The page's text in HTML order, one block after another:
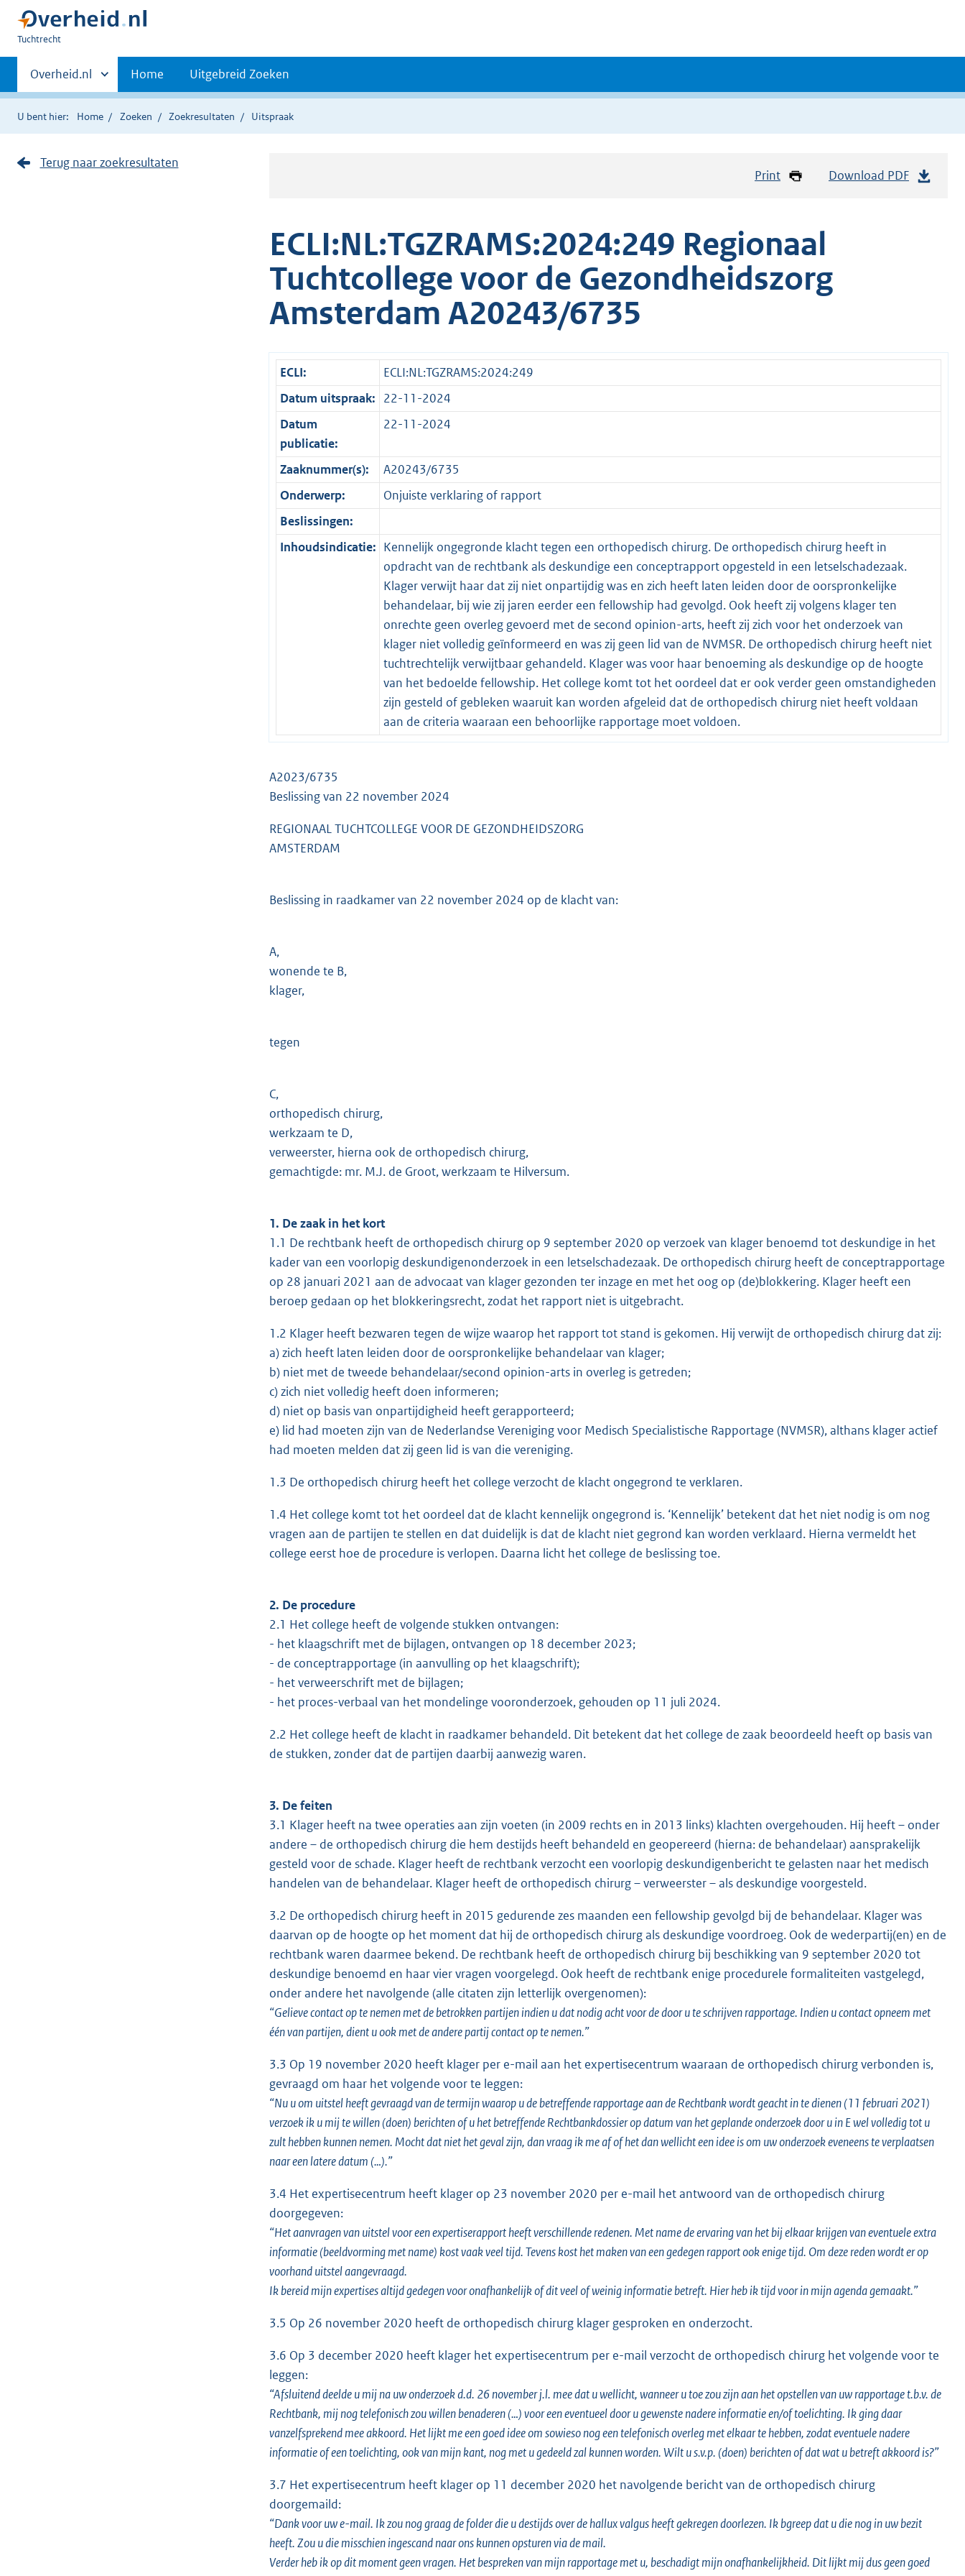
U
hier:
Tuchtrecht
Primaire
navigatie
Andere
sites
binnen
Overheid.nl Home Uitgebreid Zoeken
U bent hier: Home Zoeken Zoekresultaten Uitspraak
Print Download PDF
ECLI:NL:TGZRAMS:2024:249 Regionaal
Tuchtcollege voor de Gezondheidszorg
Amsterdam A20243/6735
ECLI:
ECLI:NL:TGZRAMS:2024:249
Datum uitspraak: 22-11-2024
Datum
publicatie:
22-11-2024
Zaaknummer(s):
A20243/6735
Onderwerp:
Onjuiste verklaring of rapport
Beslissingen:
Inhoudsindicatie: Kennelijk ongegronde klacht tegen een orthopedisch chirurg. De orthopedisch chirurg heeft in
opdracht van de rechtbank als deskundige een conceptrapport opgesteld in een letselschadezaak.
Klager verwijt haar dat zij niet onpartijdig was en zich heeft laten leiden door de oorspronkelijke
behandelaar, bij wie zij jaren eerder een fellowship had gevolgd. Ook heeft zij volgens klager ten
onrechte geen overleg gevoerd met de second opinion-arts, heeft zij zich voor het onderzoek van
klager niet volledig geïnformeerd en was zij geen lid van de NVMSR. De orthopedisch chirurg heeft niet
tuchtrechtelijk verwijtbaar gehandeld. Klager was voor haar benoeming als deskundige op de hoogte
van het bedoelde fellowship. Het college komt tot het oordeel dat er ook verder geen omstandigheden
zijn gesteld of gebleken waaruit kan worden afgeleid dat de orthopedisch chirurg niet heeft voldaan
aan de criteria waaraan een behoorlijke rapportage moet voldoen.
A2023/6735
Beslissing van 22 november 2024
REGIONAAL TUCHTCOLLEGE VOOR DE GEZONDHEIDSZORG
AMSTERDAM
Beslissing in raadkamer van 22 november 2024 op de klacht van:
A,
wonende te B,
klager,
tegen
C,
orthopedisch chirurg,
werkzaam te D,
verweerster, hierna ook de orthopedisch chirurg,
gemachtigde: mr. M.J. de Groot, werkzaam te Hilversum.
1. De zaak in het kort
1.1 De rechtbank heeft de orthopedisch chirurg op 9 september 2020 op verzoek van klager benoemd tot deskundige in het
kader van een voorlopig deskundigenonderzoek in een letselschadezaak. De orthopedisch chirurg heeft de conceptrapportage
op 28 januari 2021 aan de advocaat van klager gezonden ter inzage en met het oog op (de)blokkering. Klager heeft een
beroep gedaan op het blokkeringsrecht, zodat het rapport niet is uitgebracht.
1.2 Klager heeft bezwaren tegen de wijze waarop het rapport tot stand is gekomen. Hij verwijt de orthopedisch chirurg dat zij:
a) zich heeft laten leiden door de oorspronkelijke behandelaar van klager;
b) niet met de tweede behandelaar/second opinion-arts in overleg is getreden;
c) zich niet volledig heeft doen informeren;
d) niet op basis van onpartijdigheid heeft gerapporteerd;
e) lid had moeten zijn van de Nederlandse Vereniging voor Medisch Specialistische Rapportage (NVMSR), althans klager actief
had moeten melden dat zij geen lid is van die vereniging.
1.3 De orthopedisch chirurg heeft het college verzocht de klacht ongegrond te verklaren.
1.4 Het college komt tot het oordeel dat de klacht kennelijk ongegrond is. ‘Kennelijk’ betekent dat het niet nodig is om nog
vragen aan de partijen te stellen en dat duidelijk is dat de klacht niet gegrond kan worden verklaard. Hierna vermeldt het
college eerst hoe de procedure is verlopen. Daarna licht het college de beslissing toe.
2. De procedure
2.1 Het college heeft de volgende stukken ontvangen:
- het klaagschrift met de bijlagen, ontvangen op 18 december 2023;
- de conceptrapportage (in aanvulling op het klaagschrift);
- het verweerschrift met de bijlagen;
- het proces-verbaal van het mondelinge vooronderzoek, gehouden op 11 juli 2024.
2.2 Het college heeft de klacht in raadkamer behandeld. Dit betekent dat het college de zaak beoordeeld heeft op basis van
de stukken, zonder dat de partijen daarbij aanwezig waren.
3. De feiten
3.1 Klager heeft na twee operaties aan zijn voeten (in 2009 rechts en in 2013 links) klachten overgehouden. Hij heeft – onder
andere – de orthopedisch chirurg die hem destijds heeft behandeld en geopereerd (hierna: de behandelaar) aansprakelijk
gesteld voor de schade. Klager heeft de rechtbank verzocht een voorlopig deskundigenbericht te gelasten naar het medisch
handelen van de behandelaar. Klager heeft de orthopedisch chirurg – verweerster – als deskundige voorgesteld.
3.2 De orthopedisch chirurg heeft in 2015 gedurende zes maanden een fellowship gevolgd bij de behandelaar. Klager was
daarvan op de hoogte op het moment dat hij de orthopedisch chirurg als deskundige voordroeg. Ook de wederpartij(en) en de
rechtbank waren daarmee bekend. De rechtbank heeft de orthopedisch chirurg bij beschikking van 9 september 2020 tot
deskundige benoemd en haar vier vragen voorgelegd. Ook heeft de rechtbank enige procedurele formaliteiten vastgelegd,
onder andere het navolgende (alle citaten zijn letterlijk overgenomen):
“Gelieve contact op te nemen met de betrokken partijen indien u dat nodig acht voor de door u te schrijven rapportage. Indien u contact opneem met
één van partijen, dient u ook met de andere partij contact op te nemen.”
3.3 Op 19 november 2020 heeft klager per e-mail aan het expertisecentrum waaraan de orthopedisch chirurg verbonden is,
gevraagd om haar het volgende voor te leggen:
“Nu u om uitstel heeft gevraagd van de termijn waarop u de betreffende rapportage aan de Rechtbank wordt geacht in te dienen (11 februari 2021)
verzoek ik u mij te willen (doen) berichten of u het betreffende Rechtbankdossier op datum van het geplande onderzoek door u in E wel volledig tot u
zult hebben kunnen nemen. Mocht dat niet het geval zijn, dan vraag ik me af of het dan wellicht een idee is om uw onderzoek eveneens te verplaatsen
naar een latere datum (…).”
3.4 Het expertisecentrum heeft klager op 23 november 2020 per e-mail het antwoord van de orthopedisch chirurg
doorgegeven:
“Het aanvragen van uitstel voor een expertiserapport heeft verschillende redenen. Met name de ervaring van het bij elkaar krijgen van eventuele extra
informatie (beeldvorming met name) kost vaak veel tijd. Tevens kost het maken van een gedegen rapport ook enige tijd. Om deze reden wordt er op
voorhand uitstel aangevraagd.
Ik bereid mijn expertises altijd gedegen voor onafhankelijk of dit veel of weinig informatie betreft. Hier heb ik tijd voor in mijn agenda gemaakt.”
3.5 Op 26 november 2020 heeft de orthopedisch chirurg klager gesproken en onderzocht.
3.6 Op 3 december 2020 heeft klager het expertisecentrum per e-mail verzocht de orthopedisch chirurg het volgende voor te
leggen:
“Afsluitend deelde u mij na uw onderzoek d.d. 26 november j.l. mee dat u wellicht, wanneer u toe zou zijn aan het opstellen van uw rapportage t.b.v. de
Rechtbank, mij nog telefonisch zou willen benaderen (…) voor een eventueel door u gewenste nadere informatie en/of toelichting. Ik ging daar
vanzelfsprekend mee akkoord. Het lijkt me een goed idee om sowieso nog een telefonisch overleg met elkaar te hebben, zodat eventuele nadere
informatie of een toelichting, ook van mijn kant, nog met u gedeeld zal kunnen worden. Wilt u s.v.p. (doen) berichten of dat wat u betreft akkoord is?”
3.7 Het expertisecentrum heeft klager op 11 december 2020 het navolgende bericht van de orthopedisch chirurg
doorgemaild:
“Dank voor uw e-mail. Ik zou nog graag de folder die u destijds over de hallux valgus heeft gekregen doorlezen. Ik bgreep dat u die nog in uw bezit
heeft. Zou u die misschien ingescand naar ons kunnen opsturen via de mail.
Verder heb ik op dit moment geen vragen. Het bespreken van mijn rapportage met u, beschadigt mijn onafhankelijkheid. Dit lijkt mij dus geen goed
Terug naar zoekresultaten